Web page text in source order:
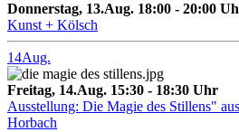
Donnerstag, 13.Aug. 18:00 - 20:00
Kunst + Kölsch
14Aug.
Freitag, 14.Aug. 15:30 - 18:30 Uhr
Ausstellung: Die Magie des Stillens"
Horbach